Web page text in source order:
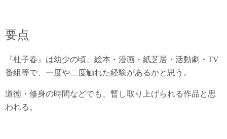
要点
『杜子春』は幼少の頃、絵本・漫画・紙芝居・活動劇・TV
番組等で、一度や二度触れた経験があるかと思う。
道徳・修身の時間などでも、暫し取り上げられる作品と思
われる。